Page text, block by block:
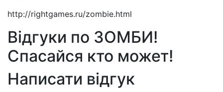
http://rightgames.ru/zombie.html
Відгуки по ЗОМБИ!
Спасайся кто может!
Написати відгук